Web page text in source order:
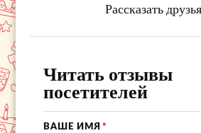
Рассказать
Читать отзывы
посетителей
ВАШЕ ИМЯ *